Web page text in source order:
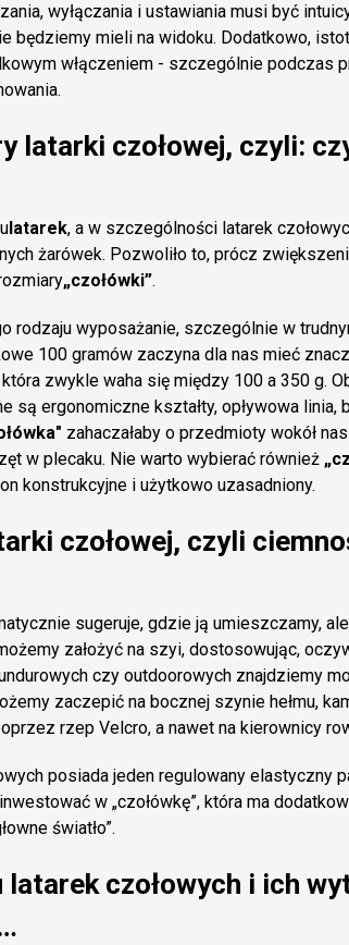
wyłączania i ustawiania musi być
będziemy mieli na widoku. Dodatkowo,
włączeniem - szczególnie podczas
latarki czołowej, czyli:
latarek, a w szczególności latarek
żarówek. Pozwoliło to, prócz
„czołówki”.
rodzaju wyposażanie, szczególnie w
100 gramów zaczyna dla nas mieć
która zwykle waha się między 100 a 350 g.
są ergonomiczne kształty, opływowa linia,
zahaczałaby o przedmioty wokół
w plecaku. Nie warto wybierać również
konstrukcyjne i użytkowo uzasadniony.
czołowej, czyli
sugeruje, gdzie ją umieszczamy,
założyć na szyi, dostosowując,
czy outdoorowych znajdziemy
zaczepić na bocznej szynie hełmu,
rzep Velcro, a nawet na kierownicy
posiada jeden regulowany elastyczny
w „czołówkę”, która ma
światło”.
latarek czołowych i ich